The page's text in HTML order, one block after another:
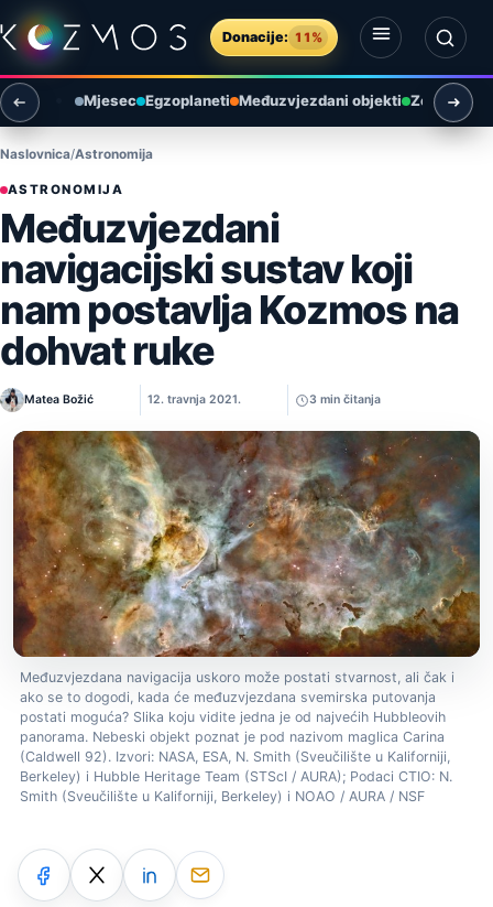
Preskoči na sadržaj
Donacije: 11%
Otvori izbornik
Otvori pretragu
Mjesec Egzoplaneti Međuzvjezdani objekti Zemlja i
Naslovnica Astronomija
ASTRONOMIJA
Međuzvjezdani
navigacijski sustav koji
nam postavlja Kozmos na
dohvat ruke
Matea Božić 12. travnja 2021. 3 min čitanja
Međuzvjezdana navigacija uskoro može postati stvarnost, ali čak i
ako se to dogodi, kada će međuzvjezdana svemirska putovanja
postati moguća? Slika koju vidite jedna je od najvećih Hubbleovih
panorama. Nebeski objekt poznat je pod nazivom maglica Carina
(Caldwell 92). Izvori: NASA, ESA, N. Smith (Sveučilište u Kaliforniji,
Berkeley) i Hubble Heritage Team (STScI / AURA); Podaci CTIO: N.
Smith (Sveučilište u Kaliforniji, Berkeley) i NOAO / AURA / NSF